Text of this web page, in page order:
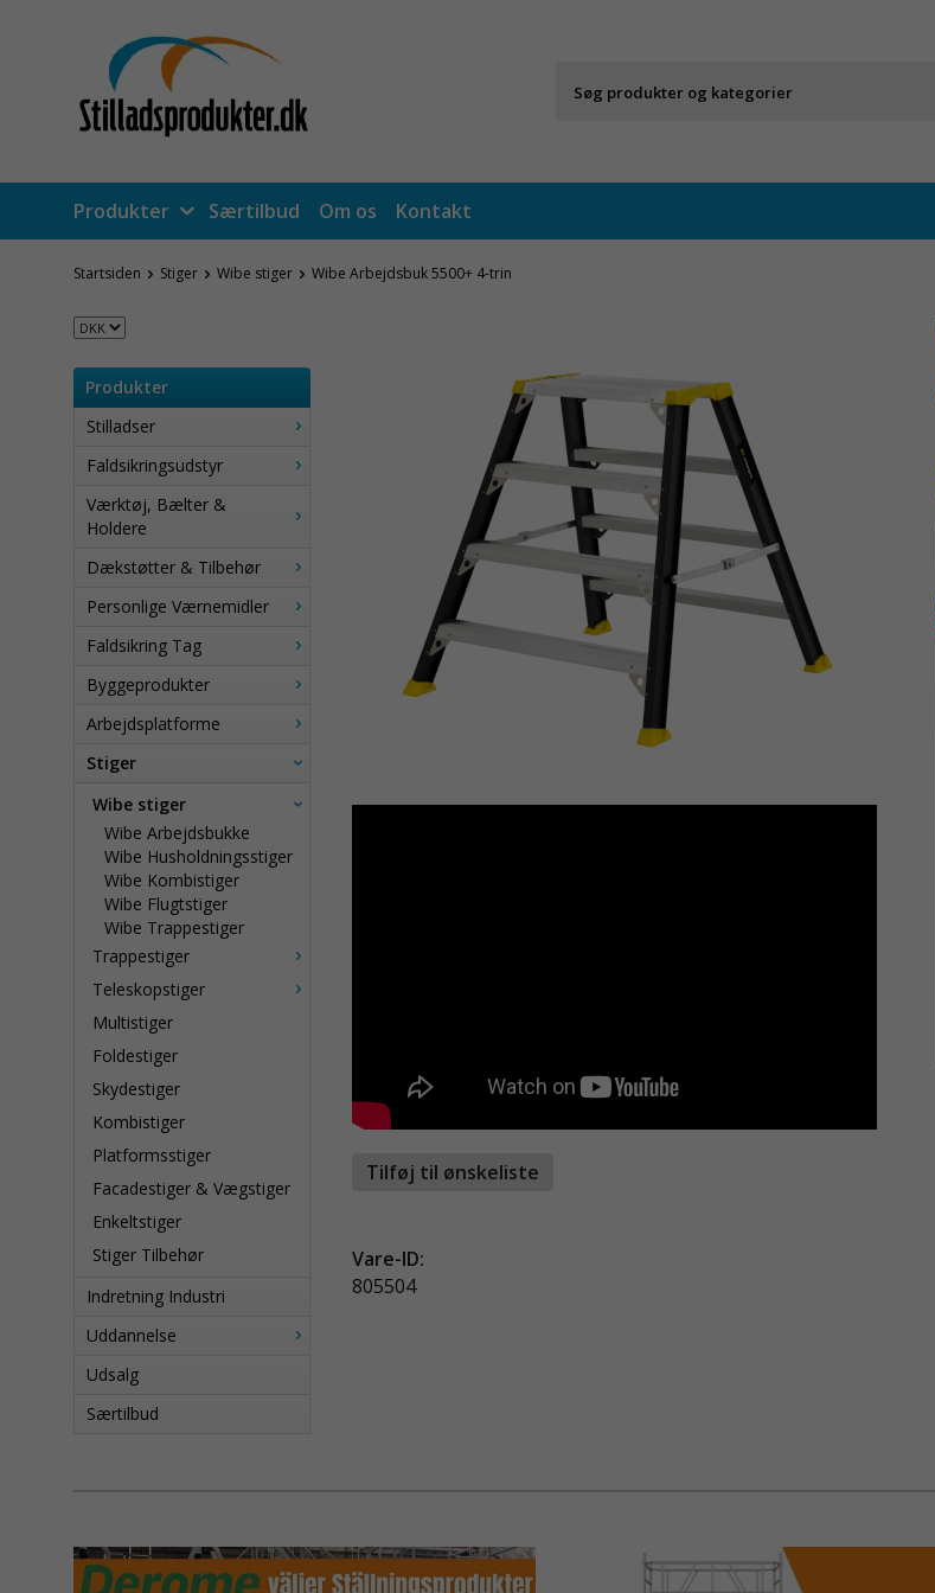
Produkter Særtilbud Om os Kontakt
Startsiden Stiger Wibe stiger Wibe Arbejdsbuk 5500+ 4-trin
Produkter
Stilladser
Faldsikringsudstyr
Værktøj, Bælter &
Holdere
Dækstøtter & Tilbehør
Personlige Værnemidler
Faldsikring Tag
Byggeprodukter
Arbejdsplatforme
Stiger
Wibe stiger
Wibe Arbejdsbukke
Wibe Husholdningsstiger
Wibe Kombistiger
Wibe Flugtstiger
Wibe Trappestiger
Trappestiger
Teleskopstiger
Multistiger
Foldestiger
Skydestiger
Kombistiger
Platformsstiger
Facadestiger & Vægstiger
Enkeltstiger
Stiger Tilbehør
Indretning Industri
Uddannelse
Udsalg
Særtilbud
Tilføj til ønskeliste
Vare-ID:
805504